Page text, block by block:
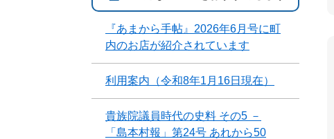
『あまから手帖』2026年6月号に町
内のお店が紹介されています
利用案内（令和8年1月16日現在）
貴族院議員時代の史料 その5 －
「島本村報」第24号 あれから50